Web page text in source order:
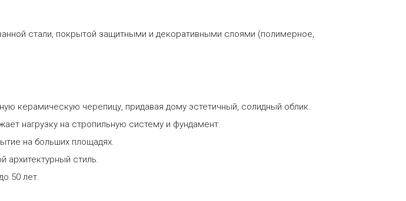
стали, покрытой защитными и декоративными слоями (полимерное,
керамическую черепицу, придавая дому эстетичный, солидный облик.
нагрузку на стропильную систему и фундамент.
на больших площадях.
архитектурный стиль.
50 лет.